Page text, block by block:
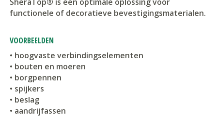
functionele of decoratieve bevestigingsmaterialen.
VOORBEELDEN
• hoogvaste verbindingselementen
• bouten en moeren
• borgpennen
• spijkers
• beslag
• aandrijfassen